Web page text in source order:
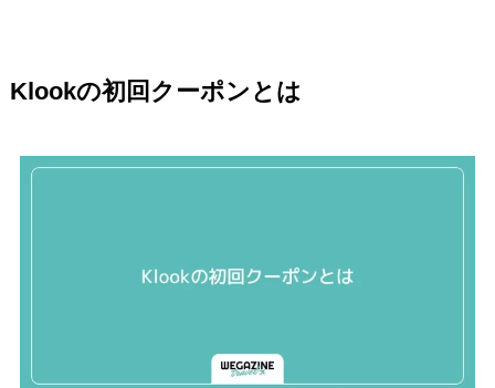
Klookの初回クーポンとは